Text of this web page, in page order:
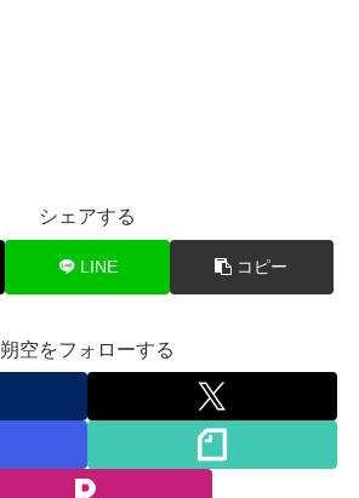
シェアする
LINE コピー
朔空をフォローする